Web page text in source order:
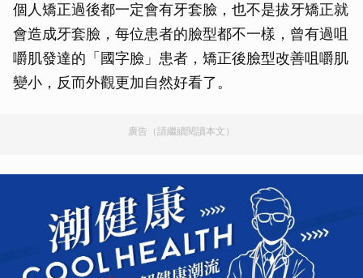
個人矯正過後都一定會有牙套臉，也不是拔牙矯正就
會造成牙套臉，每位患者的臉型都不一樣，曾有過咀
嚼肌發達的「國字臉」患者，矯正後臉型改善咀嚼肌
變小，反而外觀更加自然好看了。
廣告（請繼續閱讀本文）